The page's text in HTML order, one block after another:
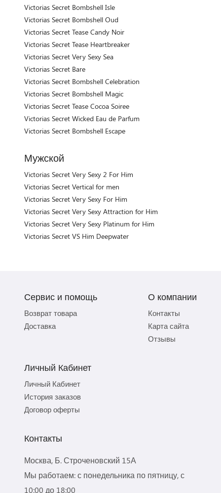
Victorias Secret Bombshell Isle
Victorias Secret Bombshell Oud
Victorias Secret Tease Candy Noir
Victorias Secret Tease Heartbreaker
Victorias Secret Very Sexy Sea
Victorias Secret Bare
Victorias Secret Bombshell Celebration
Victorias Secret Bombshell Magic
Victorias Secret Tease Cocoa Soiree
Victorias Secret Wicked Eau de Parfum
Victorias Secret Bombshell Escape
Мужской
Victorias Secret Very Sexy 2 For Him
Victorias Secret Vertical for men
Victorias Secret Very Sexy For Him
Victorias Secret Very Sexy Attraction for Him
Victorias Secret Very Sexy Platinum for Him
Victorias Secret VS Him Deepwater
Сервис и помощь
Возврат товара
Доставка
О компании
Контакты
Карта сайта
Отзывы
Личный Кабинет
Личный Кабинет
История заказов
Договор оферты
Контакты
Москва, Б. Строченовский 15А
Мы работаем: с понедельника по пятницу, с
10:00 до 18:00